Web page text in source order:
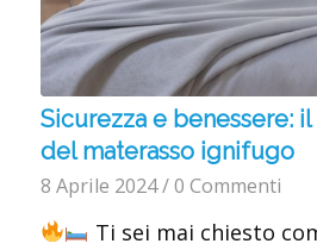
Sicurezza e benessere:
del materasso ignifugo
8 Aprile 2024 / 0 Commenti
Ti sei mai chiesto